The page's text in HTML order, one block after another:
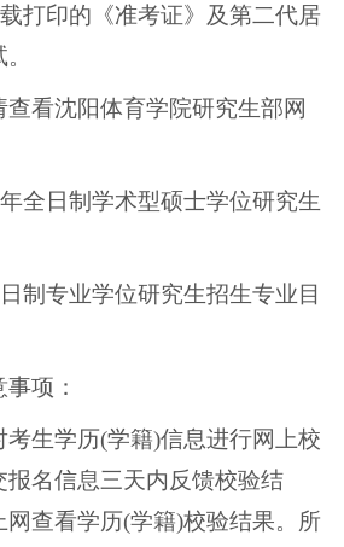
印的《准考证》及第二代居
看沈阳体育学院研究生部网
日制学术型硕士学位研究生
专业学位研究生招生专业目
项：
生学历(学籍)信息进行网上校
名信息三天内反馈校验结
查看学历(学籍)校验结果。所